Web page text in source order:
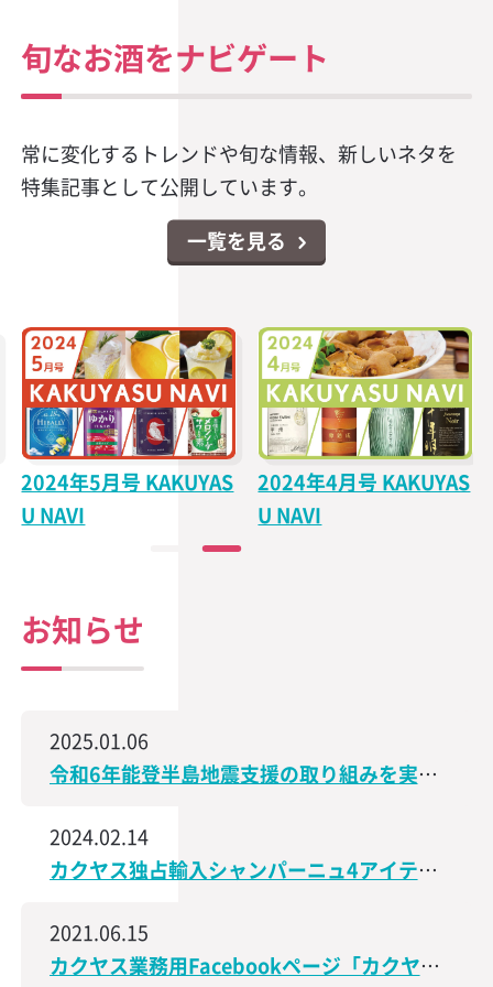
旬なお酒をナビゲート
常に変化するトレンドや旬な情報、新しいネタを
特集記事として公開しています。
一覧を見る
2024年5月号 KAKUYAS
U NAVI
2024年4月号 KAKUYAS
U NAVI
お知らせ
2025.01.06
令和6年能登半島地震支援の取り組みを実施、石川県で造られた日本酒の売上の一部を義援金として寄付
2024.02.14
カクヤス独占輸入シャンパーニュ4アイテムが、サクラアワード2024で受賞しました！
2021.06.15
カクヤス業務用Facebookページ「カクヤス飲食店ナビ」を開設しました！